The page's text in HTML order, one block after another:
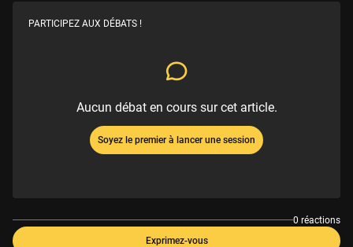
PARTICIPEZ AUX DÉBATS !
Aucun débat en cours sur cet article.
Soyez le premier à lancer une session
0 réactions
Exprimez-vous